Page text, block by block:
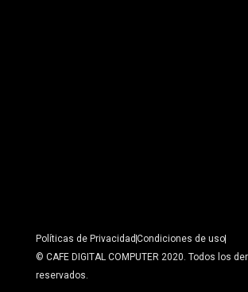
Políticas de Privacidad Condiciones de uso
© CAFE DIGITAL COMPUTER 2020. Todos los
reservados.